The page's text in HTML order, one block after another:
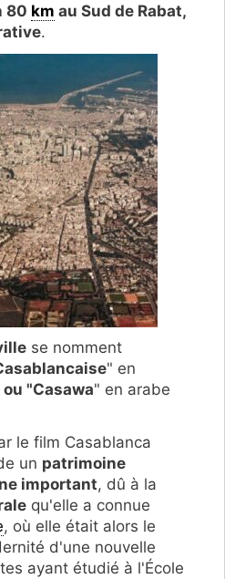
80 km au Sud de Rabat,
.
se nomment
" en
"Casawa" en arabe
le film Casablanca
un patrimoine
important, dû à la
qu'elle a connue
, où elle était alors le
d'une nouvelle
ayant étudié à l'École